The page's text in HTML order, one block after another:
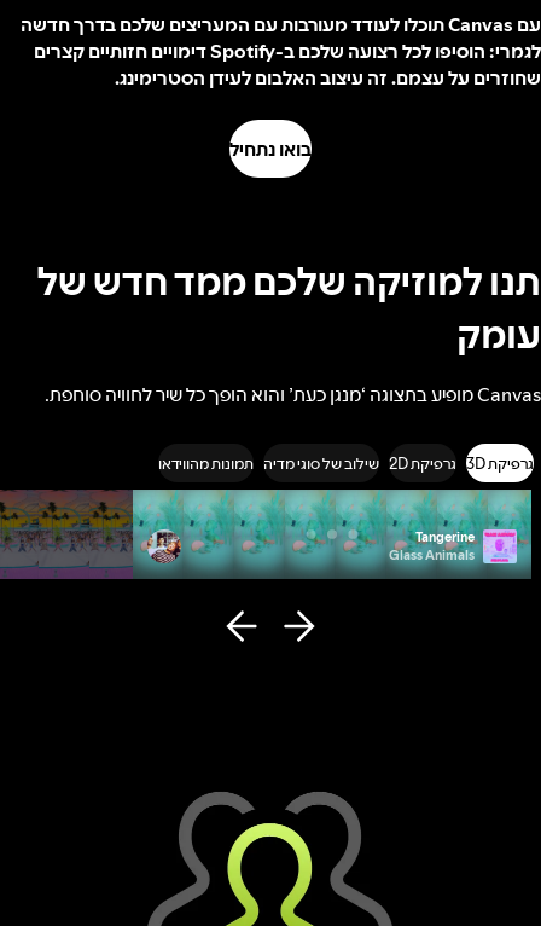
עם Canvas תוכלו לעודד מעורבות עם המעריצים שלכם בדרך חדשה
לגמרי: הוסיפו לכל רצועה שלכם ב-Spotify דימויים חזותיים קצרים
שחוזרים על עצמם. זה עיצוב האלבום לעידן הסטרימינג.
בואו נתחיל
תנו למוזיקה שלכם ממד חדש של
עומק
Canvas מופיע בתצוגה ‘מנגן כעת’ והוא הופך כל שיר לחוויה סוחפת.
גרפיקת 3D גרפיקת 2D שילוב של סוגי מדיה תמונות מהווידאו
Tangerine
Glass Animals
Photo ID
Remi Wolf